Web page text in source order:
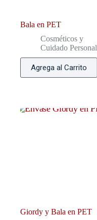
Bala en PET
Cosméticos y
Cuidado Personal
Agrega al Carrito
Giordy y Bala en PET